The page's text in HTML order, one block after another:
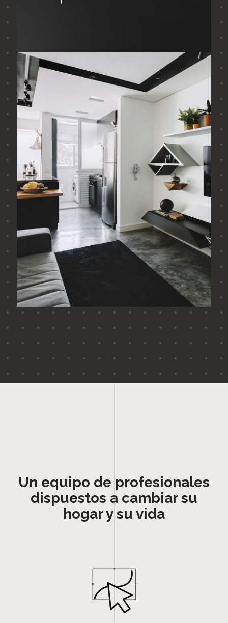
Un equipo de profesionales
dispuestos a cambiar su
hogar y su vida